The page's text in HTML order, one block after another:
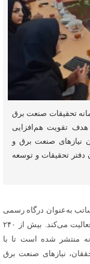
تحقیقات صنعت برق
هدف تقویت هم‌افزایی
نیازهای صنعت برق و
تحقیقات و توسعه
ساتب به‌عنوان درگاه رسمی
ثبت و انتشار اولویت‌های پژوهشی صنعت برق کشور فعالیت می‌کند. بیش از ۲۴۰
سال ۱۴۰۴ در این سامانه منتشر شده است تا با
نیازهای صنعت برق